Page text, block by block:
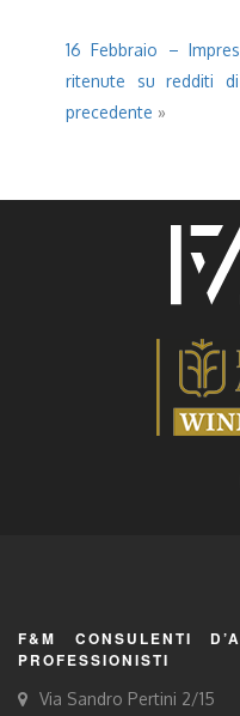
16 Febbraio –
ritenute su redditi
precedente »
F&M CONSULENTI
PROFESSIONISTI
Via Sandro Pertini 2/15